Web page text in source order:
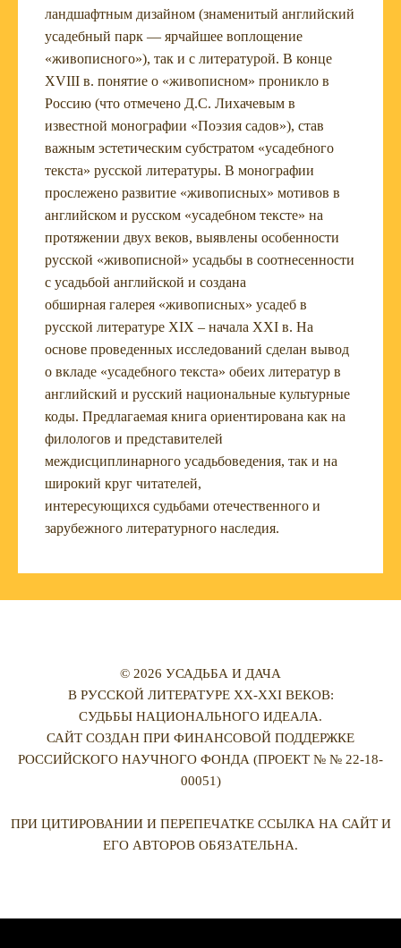
ландшафтным дизайном (знаменитый английский
усадебный парк — ярчайшее воплощение
«живописного»), так и с литературой. В конце
XVIII в. понятие о «живописном» проникло в
Россию (что отмечено Д.С. Лихачевым в
известной монографии «Поэзия садов»), став
важным эстетическим субстратом «усадебного
текста» русской литературы. В монографии
прослежено развитие «живописных» мотивов в
английском и русском «усадебном тексте» на
протяжении двух веков, выявлены особенности
русской «живописной» усадьбы в соотнесенности
с усадьбой английской и создана
обширная галерея «живописных» усадеб в
русской литературе XIX – начала XXI в. На
основе проведенных исследований сделан вывод
о вкладе «усадебного текста» обеих литератур в
английский и русский национальные культурные
коды. Предлагаемая книга ориентирована как на
филологов и представителей
междисциплинарного усадьбоведения, так и на
широкий круг читателей,
интересующихся судьбами отечественного и
зарубежного литературного наследия.
© 2026 УСАДЬБА И ДАЧА
В РУССКОЙ ЛИТЕРАТУРЕ XX-XXI ВЕКОВ:
СУДЬБЫ НАЦИОНАЛЬНОГО ИДЕАЛА.
САЙТ СОЗДАН ПРИ ФИНАНСОВОЙ ПОДДЕРЖКЕ
РОССИЙСКОГО НАУЧНОГО ФОНДА (ПРОЕКТ № № 22-18-
00051)
ПРИ ЦИТИРОВАНИИ И ПЕРЕПЕЧАТКЕ ССЫЛКА НА САЙТ И
ЕГО АВТОРОВ ОБЯЗАТЕЛЬНА.